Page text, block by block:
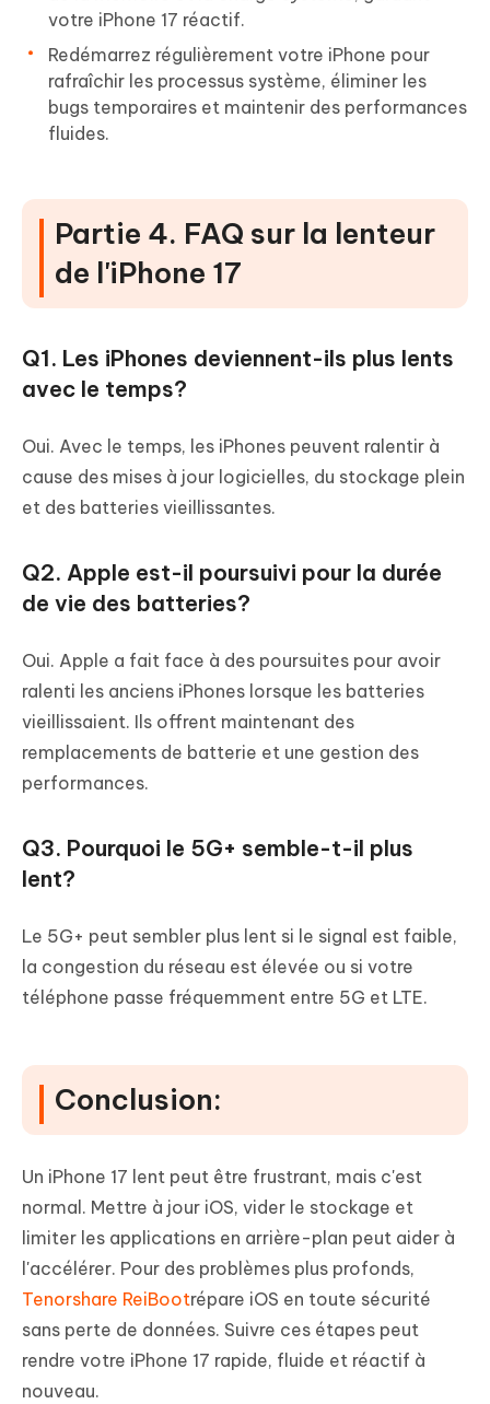
votre iPhone 17 réactif.
Redémarrez régulièrement votre iPhone pour
rafraîchir les processus système, éliminer les
bugs temporaires et maintenir des performances
fluides.
Partie 4. FAQ sur la lenteur
de l'iPhone 17
Q1. Les iPhones deviennent-ils plus lents
avec le temps?
Oui. Avec le temps, les iPhones peuvent ralentir à
cause des mises à jour logicielles, du stockage plein
et des batteries vieillissantes.
Q2. Apple est-il poursuivi pour la durée
de vie des batteries?
Oui. Apple a fait face à des poursuites pour avoir
ralenti les anciens iPhones lorsque les batteries
vieillissaient. Ils offrent maintenant des
remplacements de batterie et une gestion des
performances.
Q3. Pourquoi le 5G+ semble-t-il plus
lent?
Le 5G+ peut sembler plus lent si le signal est faible,
la congestion du réseau est élevée ou si votre
téléphone passe fréquemment entre 5G et LTE.
Conclusion:
Un iPhone 17 lent peut être frustrant, mais c'est
normal. Mettre à jour iOS, vider le stockage et
limiter les applications en arrière-plan peut aider à
l'accélérer. Pour des problèmes plus profonds,
Tenorshare ReiBootrépare iOS en toute sécurité
sans perte de données. Suivre ces étapes peut
rendre votre iPhone 17 rapide, fluide et réactif à
nouveau.